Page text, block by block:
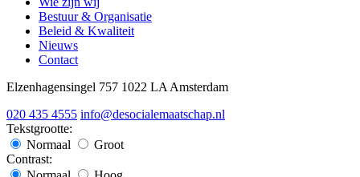
Bestuur & Organisatie
Beleid & Kwaliteit
Nieuws
Contact
Elzenhagensingel 757 1022 LA Amsterdam
020 435 4555 info@desocialemaatschap.nl
Tekstgrootte:
Normaal
Groot
Contrast: